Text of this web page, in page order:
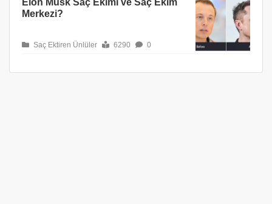
Merkezi?
Saç Ektiren Ünlüler 6290 0